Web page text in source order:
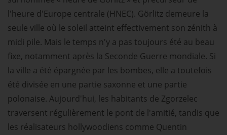
l'heure d'Europe centrale (HNEC). Görlitz demeure la
seule ville où le soleil atteint effectivement son zénith à
midi pile. Mais le temps n'y a pas toujours été au beau
fixe, notamment après la Seconde Guerre mondiale. Si
la ville a été épargnée par les bombes, elle a toutefois
été divisée en une partie saxonne et une partie
polonaise. Aujourd'hui, les habitants de Zgorzelec
traversent régulièrement le pont de l'amitié, tandis que
les réalisateurs hollywoodiens comme Quentin